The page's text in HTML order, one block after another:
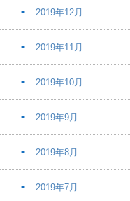
2019年12月
2019年11月
2019年10月
2019年9月
2019年8月
2019年7月